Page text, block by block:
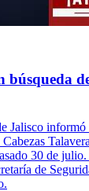
búsqueda
Jalisco
30 de
de